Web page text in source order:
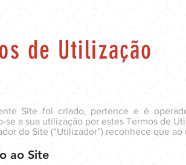
de Utilização
Site foi criado, pertence e é
se a sua utilização por estes Termos de
do Site (“Utilizador”) reconhece que
ao Site